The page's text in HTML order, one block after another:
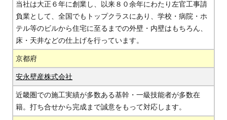
当社は大正６年に創業し、以来８０余年にわたり左官工事請
負業として、全国でもトップクラスにあり、学校・病院・ホ
テル等のビルから住宅に至るまでの外壁・内壁はもちろん、
床・天井などの仕上げを行っています。
京都府
安永壁産株式会社
近畿圏での施工実績が多数ある基幹・一級技能者が多数在
籍。打ち合せから完成まで誠意をもって対応します。